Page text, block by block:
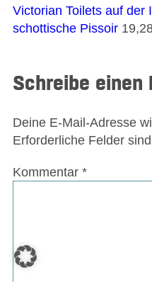
Victorian Toilets auf der
schottische Pissoir
Schreibe einen
Deine E-Mail-Adresse
Erforderliche Felder
Kommentar *